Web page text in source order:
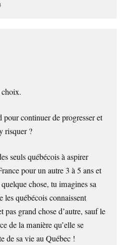
choix.
pour continuer de progresser et
risquer ?
seuls québécois à aspirer
pour un autre 3 à 5 ans et
chose, tu imagines sa
les québécois connaissent
grand chose d’autre, sauf le
de la manière qu’elle se
de sa vie au Québec !